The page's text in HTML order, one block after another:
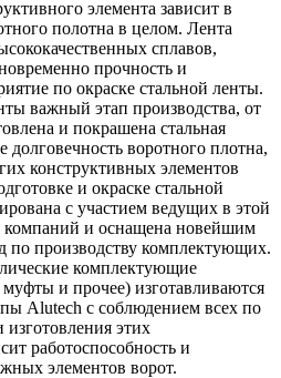
элемента зависит в
полотна в целом. Лента
сплавов,
прочность и
по окраске стальной ленты.
важный этап производства, от
и покрашена стальная
долговечность воротного плотна,
конструктивных элементов
и окраске стальной
с участием ведущих в этой
компаний и оснащена новейшим
по производству комплектующих.
комплектующие
и прочее) изготавливаются
Alutech с соблюдением всех по
изготовления этих
работоспособность и
элементов ворот.